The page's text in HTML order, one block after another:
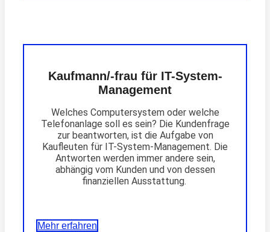
Kaufmann/-frau für IT-System-
Management
Welches Computersystem oder welche
Telefonanlage soll es sein? Die Kundenfrage
zur beantworten, ist die Aufgabe von
Kaufleuten für IT-System-Management. Die
Antworten werden immer andere sein,
abhängig vom Kunden und von dessen
finanziellen Ausstattung.
Mehr erfahren